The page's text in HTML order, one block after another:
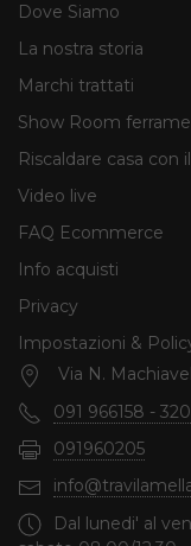
Dove Siamo
La nostra storia
Marchi trattati
Show Room
Riscaldare casa con
Video live
FAQ Ecommerce
Info acquisti
Privacy
Impostazioni &
Via N.
091 966158 -
091960205
Dal lunedi' al